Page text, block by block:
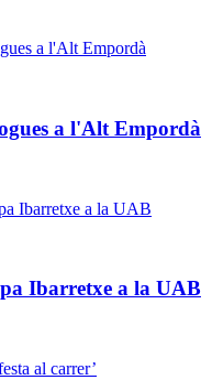
a l'Alt Empordà
Ibarretxe a la UAB